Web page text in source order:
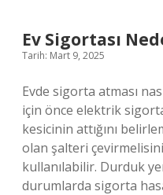
Ev Sigortası
Tarih: Mart 9, 2025
Evde sigorta atması
için önce elektrik
kesicinin attığını
olan şalteri
kullanılabilir. Durduk
durumlarda sigorta